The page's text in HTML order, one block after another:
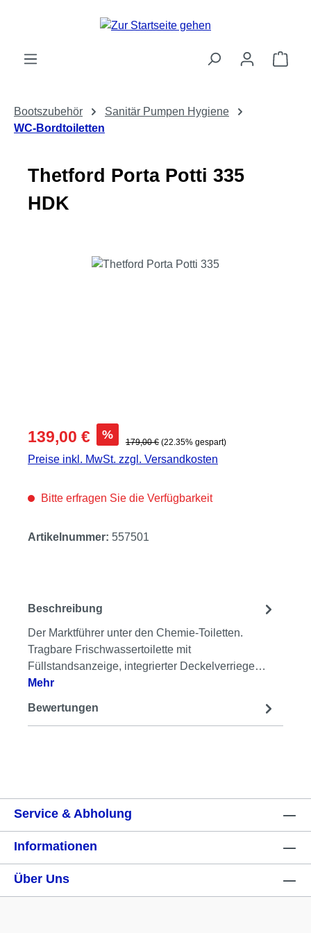
Zum Hauptinhalt springen
Bootszubehör
Sanitär Pumpen Hygiene
WC-Bordtoiletten
Thetford Porta Potti 335
HDK
Bildergalerie überspringen
Verkaufspreis:
139,00 € % Regulärer Preis:
179,00 € (22.35% gespart)
Preise inkl. MwSt. zzgl. Versandkosten
Bitte erfragen Sie die Verfügbarkeit
Artikelnummer: 557501
Beschreibung
Der Marktführer unter den Chemie-Toiletten.
Tragbare Frischwassertoilette mit
Füllstandsanzeige, integrierter Deckelverriege…
Mehr
Bewertungen
Service & Abholung
Informationen
Über Uns